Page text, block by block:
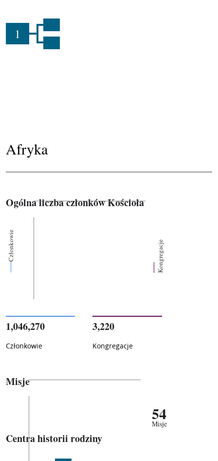
1
Afryka
Ogólna liczba członków Kościoła
Członkowie Kongregacje
1,046,270
Członkowie
3,220
Kongregacje
Misje
54
Misje
Centra historii rodziny